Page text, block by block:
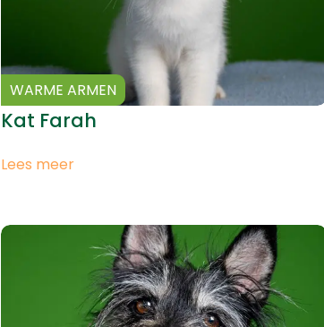
WARME ARMEN
Kat Farah
Lees meer